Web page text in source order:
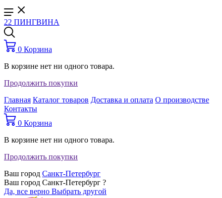
22 ПИНГВИНА
0 Корзина
В корзине нет ни одного товара.
Продолжить покупки
Главная Каталог товаров Доставка и оплата О производстве
Контакты
0 Корзина
В корзине нет ни одного товара.
Продолжить покупки
Ваш город Санкт-Петербург
Ваш город Санкт-Петербург ?
Да, все верно Выбрать другой